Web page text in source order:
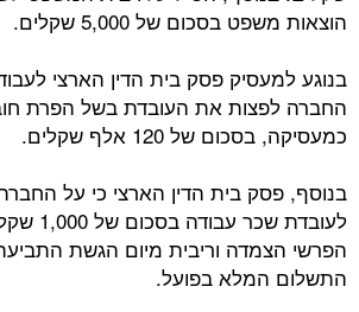
הוצאות משפט בסכום של 5,000 שקלים.
בנוגע למעסיק פסק בית הדין הארצי
החברה לפצות את העובדת בשל הפרת
כמעסיקה, בסכום של 120 אלף שקלים.
בנוסף, פסק בית הדין הארצי כי על
לעובדת שכר
הפרשי הצמדה וריבית מיום הגשת
התשלום המלא בפועל.